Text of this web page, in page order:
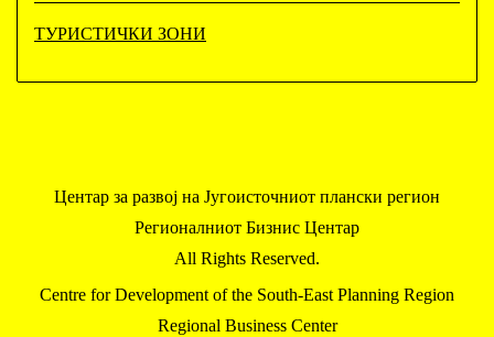
ТУРИСТИЧКИ ЗОНИ
Центар за развој на Југоисточниот плански регион
Регионалниот Бизнис Центар
All Rights Reserved.
Centre for Development of the South-East Planning Region
Regional Business Center